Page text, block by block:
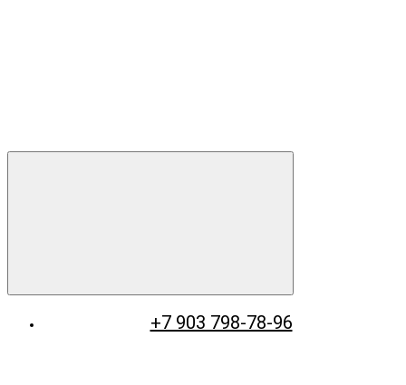
+7 903 798-78-96